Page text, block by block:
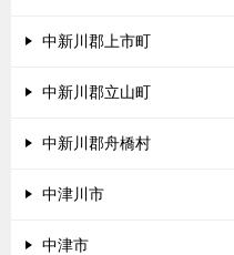
中新川郡上市町
中新川郡立山町
中新川郡舟橋村
中津川市
中津市